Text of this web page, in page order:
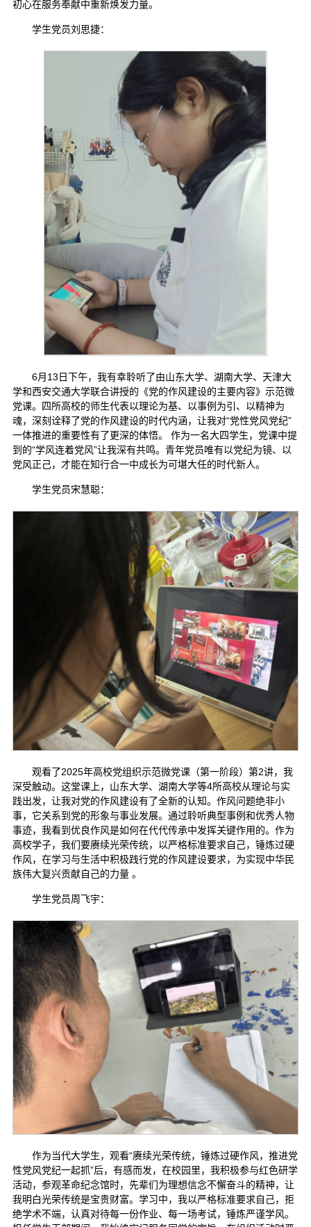
初心在服务奉献中重新焕发力量。
学生党员刘思捷：
6月13日下午，我有幸聆听了由山东大学、湖南大学、天津大
学和西安交通大学联合讲授的《党的作风建设的主要内容》示范微
党课。四所高校的师生代表以理论为基、以事例为引、以精神为
魂，深刻诠释了党的作风建设的时代内涵，让我对“党性党风党纪”
一体推进的重要性有了更深的体悟。 作为一名大四学生，党课中提
到的“学风连着党风”让我深有共鸣。青年党员唯有以党纪为镜、以
党风正己，才能在知行合一中成长为可堪大任的时代新人。
学生党员宋慧聪：
观看了2025年高校党组织示范微党课（第一阶段）第2讲，我
深受触动。这堂课上，山东大学、湖南大学等4所高校从理论与实
践出发，让我对党的作风建设有了全新的认知。作风问题绝非小
事，它关系到党的形象与事业发展。通过聆听典型事例和优秀人物
事迹，我看到优良作风是如何在代代传承中发挥关键作用的。作为
高校学子，我们要赓续光荣传统，以严格标准要求自己，锤炼过硬
作风，在学习与生活中积极践行党的作风建设要求，为实现中华民
族伟大复兴贡献自己的力量 。
学生党员周飞宇：
作为当代大学生，观看“赓续光荣传统，锤炼过硬作风，推进党
性党风党纪一起抓”后，有感而发，在校园里，我积极参与红色研学
活动，参观革命纪念馆时，先辈们为理想信念不懈奋斗的精神，让
我明白光荣传统是宝贵财富。学习中，我以严格标准要求自己，拒
绝学术不端，认真对待每一份作业、每一场考试，锤炼严谨学风。